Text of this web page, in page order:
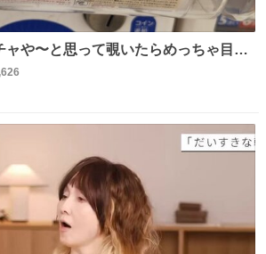
ャや〜と思って覗いたらめっちゃ目合